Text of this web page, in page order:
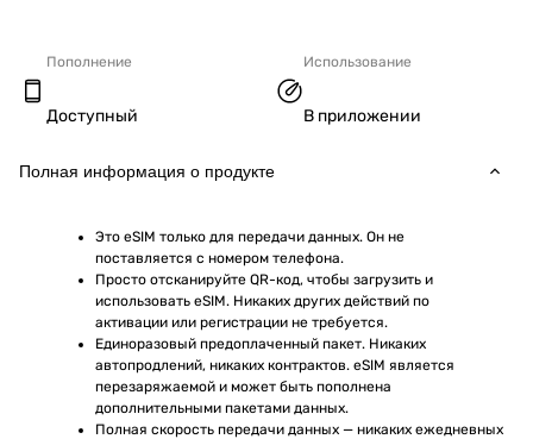
Пополнение
Доступный
Использование
В приложении
Полная информация о продукте
Это eSIM только для передачи данных. Он не
поставляется с номером телефона.
Просто отсканируйте QR-код, чтобы загрузить и
использовать eSIM. Никаких других действий по
активации или регистрации не требуется.
Единоразовый предоплаченный пакет. Никаких
автопродлений, никаких контрактов. eSIM является
перезаряжаемой и может быть пополнена
дополнительными пакетами данных.
Полная скорость передачи данных — никаких ежедневных